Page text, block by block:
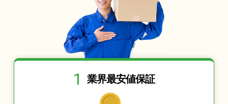
1 業界最安値保証